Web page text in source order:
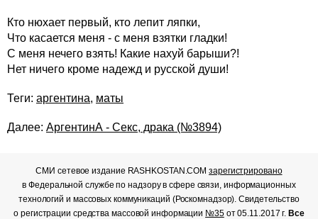
Кто нюхает первый, кто лепит ляпки,
Что касается меня - с меня взятки гладки!
С меня нечего взять! Какие нахуй барыши?!
Нет ничего кроме надежд и русской души!
Теги: аргентина, маты
Далее: АргентинА - Секс, драка (№3894)
СМИ сетевое издание RASHKOSTAN.COMзарегистрировано
в Федеральной службе по надзору в сфере связи, информационных
технологий и массовых коммуникаций (Роскомнадзор). Свидетельство
о регистрации средства массовой информации №35от 05.11.2017 г. Все